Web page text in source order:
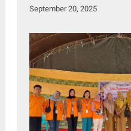
September 20, 2025